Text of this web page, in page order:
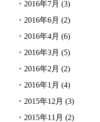
・ 2016年7月 (3)
・ 2016年6月 (2)
・ 2016年4月 (6)
・ 2016年3月 (5)
・ 2016年2月 (2)
・ 2016年1月 (4)
・ 2015年12月 (3)
・ 2015年11月 (2)